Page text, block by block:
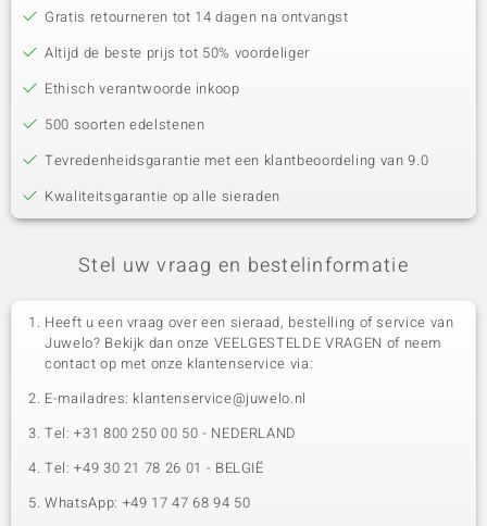
Gratis retourneren tot 14 dagen na ontvangst
Altijd de beste prijs tot 50% voordeliger
Ethisch verantwoorde inkoop
500 soorten edelstenen
Tevredenheidsgarantie met een klantbeoordeling van 9.0
Kwaliteitsgarantie op alle sieraden
Stel uw vraag en bestelinformatie
Heeft u een vraag over een sieraad, bestelling of service van
Juwelo? Bekijk dan onze VEELGESTELDE VRAGEN of neem
contact op met onze klantenservice via:
E-mailadres: klantenservice@juwelo.nl
Tel: +31 800 250 00 50 - NEDERLAND
Tel: +49 30 21 78 26 01 - BELGIË
WhatsApp: +49 17 47 68 94 50